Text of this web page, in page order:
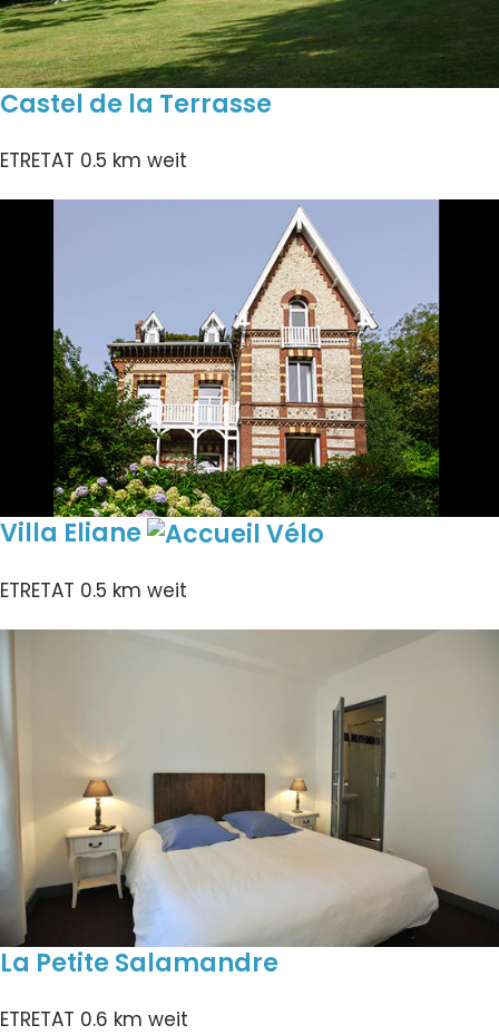
Castel de la Terrasse
ETRETAT 0.5 km weit
Villa Eliane
ETRETAT 0.5 km weit
La Petite Salamandre
ETRETAT 0.6 km weit